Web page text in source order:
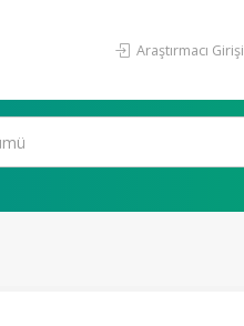
Araştırmacı Girişi